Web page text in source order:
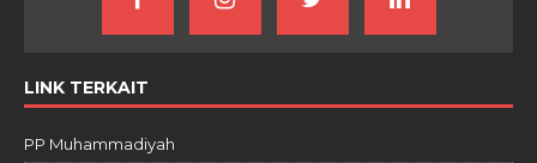
LINK TERKAIT
PP Muhammadiyah